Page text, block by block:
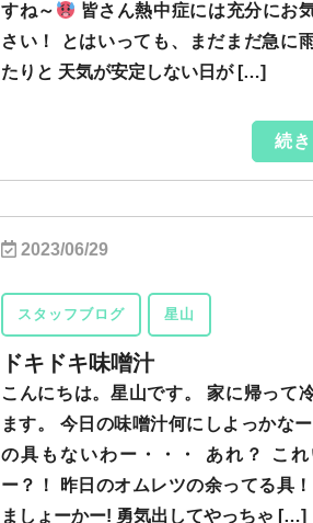
すね～
皆さん熱中症には充分にお
さい！ とはいっても、まだまだ急に
たりと 天気が安定しない日が […]
続
2023/06/29
スタッフブログ 星山
ドキドキ味噌汁
こんにちは。星山です。 家に帰って
ます。 今日の味噌汁何にしよっかな
の具もないわー・・・ あれ？ これ
ー？！ 昨日のオムレツの余ってる具
ましょーかー! 勇気出してやっちゃ […]